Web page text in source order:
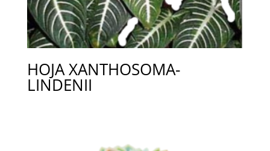
HOJA XANTHOSOMA-
LINDENII